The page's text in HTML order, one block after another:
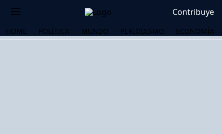
Contribuye
HOME POLÍTICA MUNDO PERIODISMO ECONOMÍA